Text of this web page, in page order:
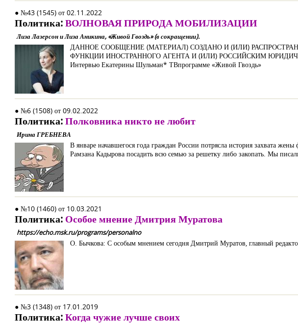
● №43 (1545) от 02.11.2022
Политика:ВОЛНОВАЯ ПРИРОДА МОБИЛИЗАЦИИ
Лиза Лазерсон и Лиза Аникина, «Живой Гвоздь» (в сокращении).
ДАННОЕ СООБЩЕНИЕ (МАТЕРИАЛ) СОЗДАНО И (ИЛИ)
ФУНКЦИИ ИНОСТРАННОГО АГЕНТА И (ИЛИ) РОССИЙСКИМ
Интервью Екатерины Шульман* ТВпрограмме «Живой Гвоздь»
● №6 (1508) от 09.02.2022
Политика:Полковника никто не любит
Ирина ГРЕБНЕВА
В январе начавшегося года граждан России потрясла история захвата
Рамзана Кадырова посадить всю семью за решетку либо закопать. Мы
● №10 (1460) от 10.03.2021
Политика: Особое мнение Дмитрия Муратова
https://echo.msk.ru/programs/personalno
О. Бычкова: С особым мнением сегодня Дмитрий Муратов, главный
● №3 (1348) от 17.01.2019
Политика:Когда чужие лучше своих